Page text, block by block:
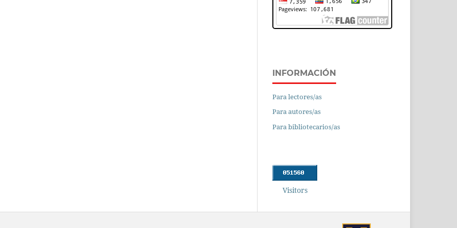
INFORMACIÓN
Para lectores/as
Para autores/as
Para bibliotecarios/as
Visitors